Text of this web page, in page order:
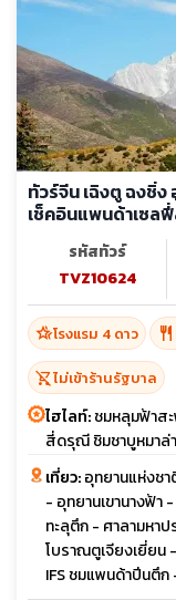
ทัวร์จีน เฉิงตู ฉงชิ่
เช็คอินแพนด้าเซล
รหัสทัวร์
TVZ10624
hotel_classโรงแรม 4 ดาว restaurant
shopping_cart_offไม่เข้าร้านรัฐบาล
ไฮไลท์:ชมหลุมฟ้าส
สี่ดรุณี ชิมชาบูหมาล่า
เที่ยว:อุทยานแห่งช
- อุทยานเขานางฟ้า
ทะลุตึก - ศาลามหา
โบราณตูเจียงเยี่ยน
IFS ชมแพนด้าปีนตึ